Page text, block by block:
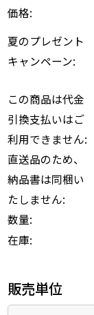
価格:
夏のプレゼント
キャンペーン:
この商品は代金
引換支払いはご
利用できません:
直送品のため、
納品書は同梱い
たしません:
数量:
在庫:
販売単位